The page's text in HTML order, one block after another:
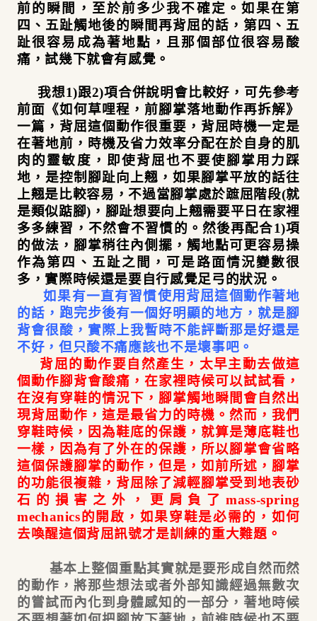
前的瞬間，至於前多少我不確定。如果在第
四、五趾觸地後的瞬間再背屈的話，第四、五
趾很容易成為著地點，且那個部位很容易酸
痛，試幾下就會有感覺。
我想1)跟2)項合併說明會比較好，可先參考
前面 《如何草哩程，前腳掌落地動作再拆解》
一篇，背屈這個動作很重要，背屈時機一定是
在著地前，時機及省力效率分配在於自身的肌
肉的靈敏度，即使背屈也不要使腳掌用力踩
地，是控制腳趾向上翹，如果腳掌平放的話往
上翹是比較容易，不過當腳掌處於蹠屈階段(就
是類似踮腳)，腳趾想要向上翹需要平日在家裡
多多練習，不然會不習慣的。 然後再配合1)項
的做法，腳掌稍往內側擺，觸地點可更容易操
作為第四、五趾之間，可是路面情況變數很
多，實際時候還是要自行感覺足弓的狀況。
如果有一直有習慣使用背屈這個動作著地
的話，跑完步後有一個好明顯的地方，就是腳
背會很酸，實際上我暫時不能評斷那是好還是
不好，但只酸不痛應該也不是壞事吧。
背屈的動作要自然產生，太早主動去做這
個動作腳背會酸痛，在家裡時候可以試試看，
在沒有穿鞋的情況下，腳掌觸地瞬間會自然出
現背屈動作，這是最省力的時機。然而，我們
穿鞋時候，因為鞋底的保護，就算是薄底鞋也
一樣，因為有了外在的保護，所以腳掌會省略
這個保護腳掌的動作，但是，如前所述，腳掌
的功能很複雜，背屈除了減輕腳掌受到地表砂
石的損害之外，更肩負了mass-spring
mechanics的開啟，如果穿鞋是必需的，如何
去喚醒這個背屈訊號才是訓練的重大難題。
基本上整個重點其實就是要形成自然而然
的動作，將那些想法或者外部知識經過無數次
的嘗試而內化到身體感知的一部分，著地時候